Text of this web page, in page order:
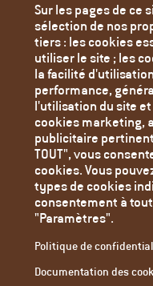
Toutes les
Contact
Mentions Légales
Politique de
Paramètres des
Sur les pages de ce
sélection de nos
tiers : les cookies
utiliser le site ; les
la facilité
performance,
l'utilisation du site
cookies marketing,
publicitaire
TOUT", vous
cookies. Vous
types de cookies
consentement à
"Paramètres".
Politique de
Documentation des